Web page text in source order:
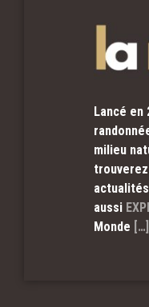
Lancé en
milieu
aussi
Monde […]